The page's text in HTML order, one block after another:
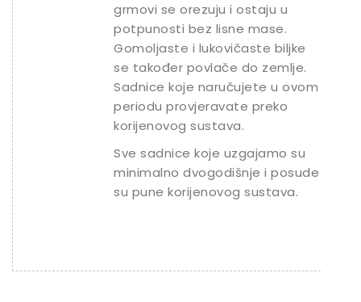
grmovi se orezuju i ostaju u
potpunosti bez lisne mase.
Gomoljaste i lukovičaste biljke
se također povlače do zemlje.
Sadnice koje naručujete u ovom
periodu provjeravate preko
korijenovog sustava.
Sve sadnice koje uzgajamo su
minimalno dvogodišnje i posude
su pune korijenovog sustava.